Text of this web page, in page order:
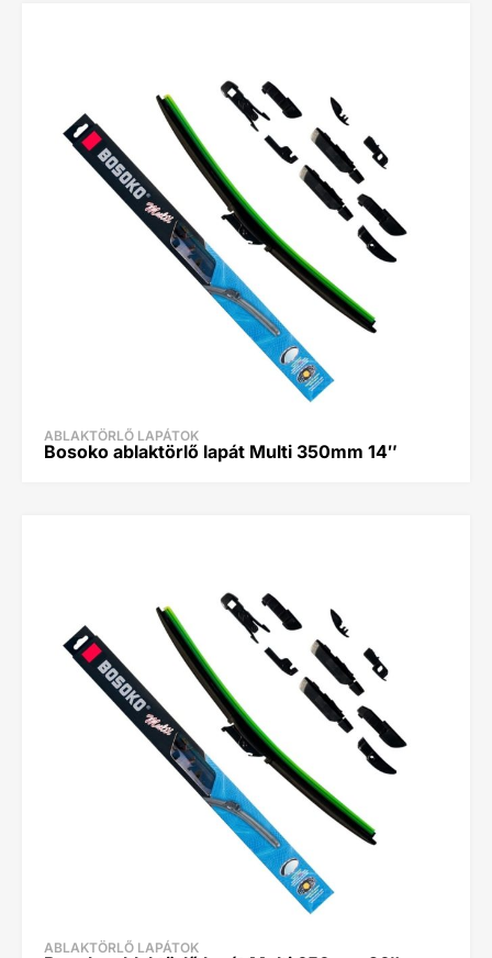
ABLAKTÖRLŐ LAPÁTOK
Bosoko ablaktörlő lapát Multi 350mm 14″
ABLAKTÖRLŐ LAPÁTOK